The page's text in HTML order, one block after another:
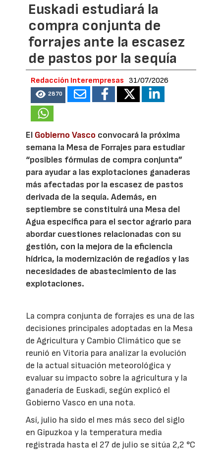
Euskadi estudiará la
compra conjunta de
forrajes ante la escasez
de pastos por la sequía
Redacción Interempresas 31/07/2026
2870
El Gobierno Vasco convocará la próxima
semana la Mesa de Forrajes para estudiar
“posibles fórmulas de compra conjunta”
para ayudar a las explotaciones ganaderas
más afectadas por la escasez de pastos
derivada de la sequía. Además, en
septiembre se constituirá una Mesa del
Agua específica para el sector agrario para
abordar cuestiones relacionadas con su
gestión, con la mejora de la eficiencia
hídrica, la modernización de regadíos y las
necesidades de abastecimiento de las
explotaciones.
La compra conjunta de forrajes es una de las
decisiones principales adoptadas en la Mesa
de Agricultura y Cambio Climático que se
reunió en Vitoria para analizar la evolución
de la actual situación meteorológica y
evaluar su impacto sobre la agricultura y la
ganadería de Euskadi, según explicó el
Gobierno Vasco en una nota.
Así, julio ha sido el mes más seco del siglo
en Gipuzkoa y la temperatura media
registrada hasta el 27 de julio se sitúa 2,2 °C